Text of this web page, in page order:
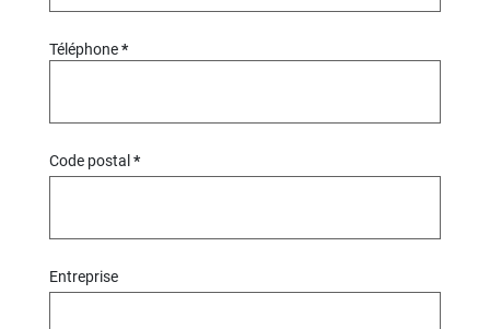
Téléphone
Code postal
Entreprise